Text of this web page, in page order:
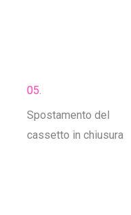
05.
Spostamento del
cassetto in chiusura